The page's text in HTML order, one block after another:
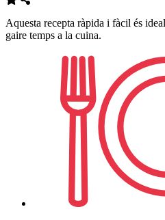
Aquesta recepta ràpida i fàcil és
gaire temps a la cuina.